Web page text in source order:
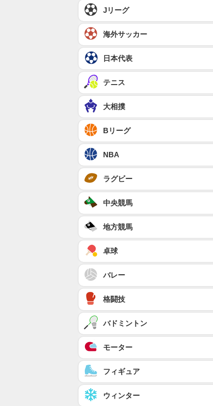
Jリーグ
海外サッカー
日本代表
テニス
大相撲
Bリーグ
NBA
ラグビー
中央競馬
地方競馬
卓球
バレー
格闘技
バドミントン
モーター
フィギュア
ウィンター